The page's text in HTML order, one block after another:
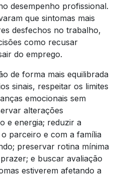
desempenho profissional.
que sintomas mais
desfechos no trabalho,
como recusar
do emprego.
de forma mais equilibrada
sinais, respeitar os limites
emocionais sem
alterações
e energia; reduzir a
parceiro e com a família
preservar rotina mínima
e buscar avaliação
estiverem afetando a